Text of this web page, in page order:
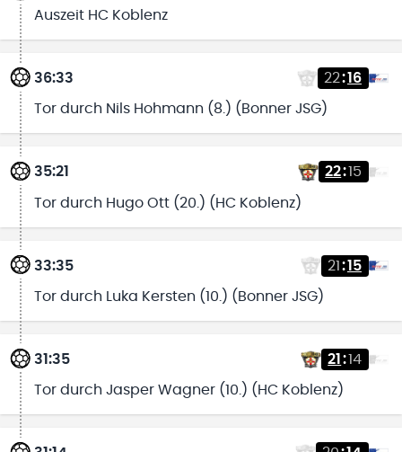
Auszeit HC Koblenz
36:33 22:16
Tor durch Nils Hohmann (8.) (Bonner JSG)
35:21 22:15
Tor durch Hugo Ott (20.) (HC Koblenz)
33:35 21 :15
Tor durch Luka Kersten (10.) (Bonner JSG)
31:35 21 :14
Tor durch Jasper Wagner (10.) (HC Koblenz)